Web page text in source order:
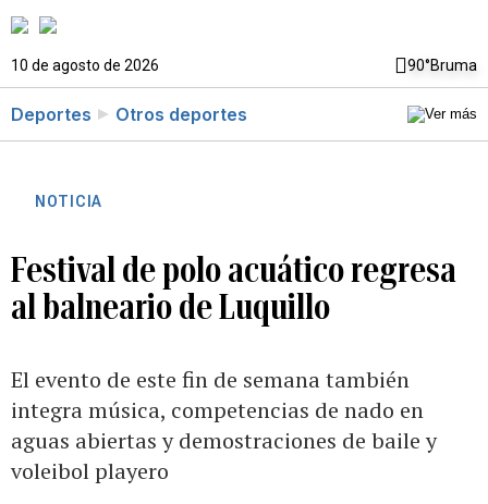
10 de agosto de 2026 90°Bruma
Deportes Otros deportes
NOTICIA
Festival de polo acuático regresa
al balneario de Luquillo
El evento de este fin de semana también
integra música, competencias de nado en
aguas abiertas y demostraciones de baile y
voleibol playero